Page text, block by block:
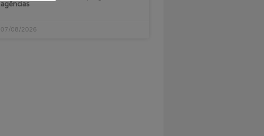
agências
07/08/2026